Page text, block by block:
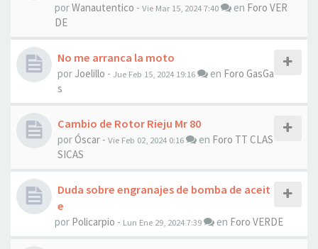
porWanautentico - Vie Mar 15, 2024 7:40 en Foro VER
DE
No me arranca la moto
por Joelillo - Jue Feb 15, 2024 19:16 en Foro GasGa
s
Cambio de Rotor Rieju Mr 80
por Óscar - Vie Feb 02, 2024 0:16 en Foro TT CLAS
SICAS
Duda sobre engranajes de bomba de aceit
e
por Policarpio - Lun Ene 29, 2024 7:39 en Foro VERDE